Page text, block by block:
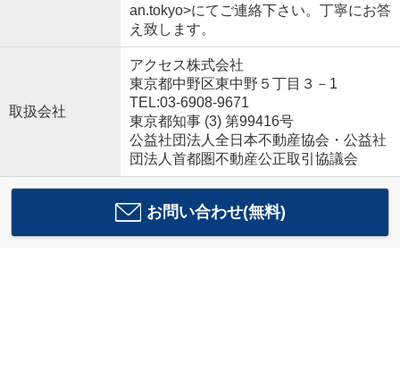
an.tokyo>にてご連絡下さい。丁寧にお答
え致します。
取扱会社
アクセス株式会社
東京都中野区東中野５丁目３－1
TEL:03-6908-9671
東京都知事 (3) 第99416号
公益社団法人全日本不動産協会・公益社
団法人首都圏不動産公正取引協議会
お問い合わせ(無料)